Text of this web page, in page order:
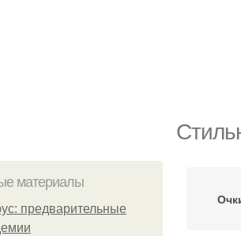
материалы
предварительные